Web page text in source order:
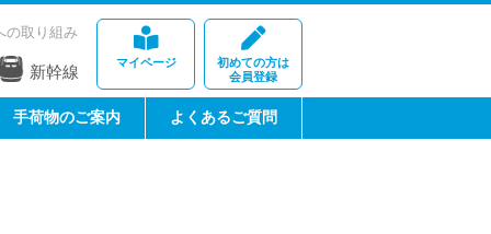
マイページ
初めての方は
会員登録
の取り組み
新幹線
手荷物のご案内 よくあるご質問